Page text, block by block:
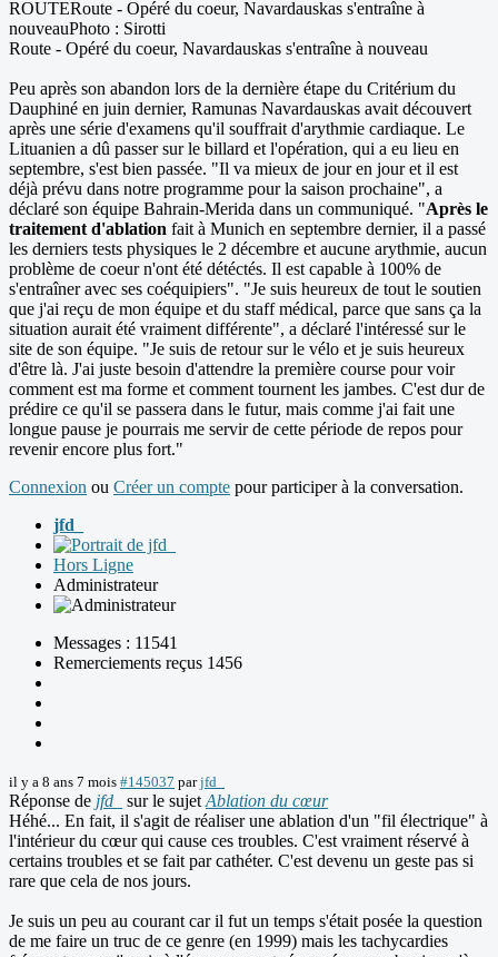
ROUTERoute - Opéré du coeur, Navardauskas s'entraîne à
nouveauPhoto : Sirotti
Route - Opéré du coeur, Navardauskas s'entraîne à nouveau
Peu après son abandon lors de la dernière étape du Critérium du
Dauphiné en juin dernier, Ramunas Navardauskas avait découvert
après une série d'examens qu'il souffrait d'arythmie cardiaque. Le
Lituanien a dû passer sur le billard et l'opération, qui a eu lieu en
septembre, s'est bien passée. "Il va mieux de jour en jour et il est
déjà prévu dans notre programme pour la saison prochaine", a
déclaré son équipe Bahrain-Merida dans un communiqué. "Après le
traitement d'ablation fait à Munich en septembre dernier, il a passé
les derniers tests physiques le 2 décembre et aucune arythmie, aucun
problème de coeur n'ont été détéctés. Il est capable à 100% de
s'entraîner avec ses coéquipiers". "Je suis heureux de tout le soutien
que j'ai reçu de mon équipe et du staff médical, parce que sans ça la
situation aurait été vraiment différente", a déclaré l'intéressé sur le
site de son équipe. "Je suis de retour sur le vélo et je suis heureux
d'être là. J'ai juste besoin d'attendre la première course pour voir
comment est ma forme et comment tournent les jambes. C'est dur de
prédire ce qu'il se passera dans le futur, mais comme j'ai fait une
longue pause je pourrais me servir de cette période de repos pour
revenir encore plus fort."
Connexion ou Créer un compte pour participer à la conversation.
jfd_
Hors Ligne
Administrateur
Messages : 11541
Remerciements reçus 1456
il y a 8 ans 7 mois #145037 parjfd_
Réponse de jfd_ sur le sujet Ablation du cœur
Héhé... En fait, il s'agit de réaliser une ablation d'un "fil électrique" à
l'intérieur du cœur qui cause ces troubles. C'est vraiment réservé à
certains troubles et se fait par cathéter. C'est devenu un geste pas si
rare que cela de nos jours.
Je suis un peu au courant car il fut un temps s'était posée la question
de me faire un truc de ce genre (en 1999) mais les tachycardies